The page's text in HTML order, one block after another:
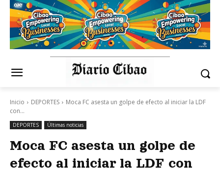
Inicio DEPORTES
Moca FC asesta un golpe de efecto al iniciar la LDF
con...
DEPORTES Últimas noticias
Moca FC asesta un golpe de
efecto al iniciar la LDF con